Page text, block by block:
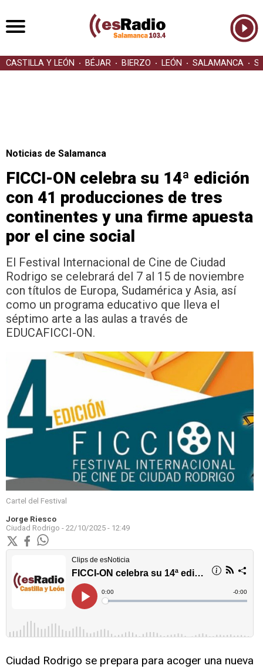
CASTILLA Y LEÓN BÉJAR BIERZO LEÓN SALAMANCA
Noticias de Salamanca
FICCI-ON celebra su 14ª edición
con 41 producciones de tres
continentes y una firme apuesta
por el cine social
El Festival Internacional de Cine de Ciudad
Rodrigo se celebrará del 7 al 15 de noviembre
con títulos de Europa, Sudamérica y Asia, así
como un programa educativo que lleva el
séptimo arte a las aulas a través de
EDUCAFICCI-ON.
Cartel del Festival
Jorge Riesco
Ciudad Rodrigo - 22/10/2025 - 12:49
Ciudad Rodrigo se prepara para acoger una nueva